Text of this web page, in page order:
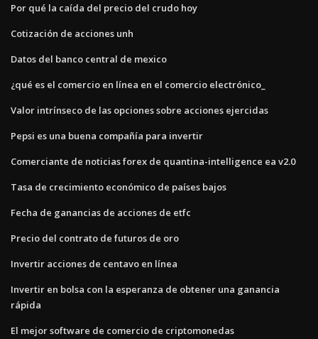
Por qué la caída del precio del crudo hoy
Cotización de acciones unh
Datos del banco central de mexico
¿qué es el comercio en línea en el comercio electrónico_
Valor intrínseco de las opciones sobre acciones ejercidas
Pepsi es una buena compañía para invertir
Comerciante de noticias forex de quantina-intelligence ea v2.0
Tasa de crecimiento económico de países bajos
Fecha de ganancias de acciones de etfc
Precio del contrato de futuros de oro
Invertir acciones de centavo en línea
Invertir en bolsa con la esperanza de obtener una ganancia
rápida
El mejor software de comercio de criptomonedas